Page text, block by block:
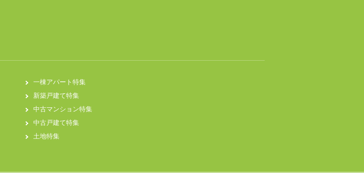
一棟アパート特集
新築戸建て特集
中古マンション特集
中古戸建て特集
土地特集